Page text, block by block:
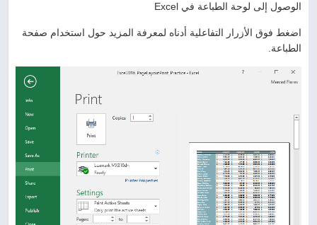
الوصول إلى لوحة الطباعة في Excel
اضغط فوق الأزرار التفاعلية أدناه لمعرفة المزيد حول استخدام صفحة
الطباعة.